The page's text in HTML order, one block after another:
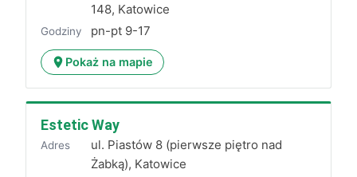
148, Katowice
Godziny pn-pt 9-17
Pokaż na mapie
Estetic Way
Adres
ul. Piastów 8 (pierwsze piętro nad
Żabką), Katowice